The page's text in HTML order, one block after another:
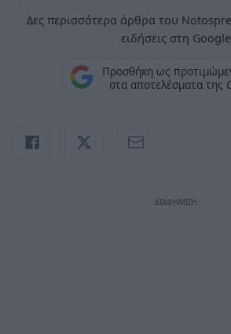
Δες περισσότερα άρθρα του
ειδήσεις στη Google
Προσθήκη ως
στα αποτελέσματα της